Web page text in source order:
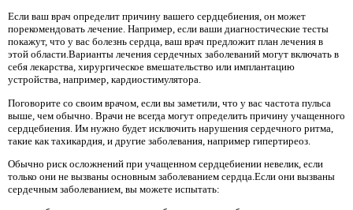
Если ваш врач определит причину вашего сердцебиения, он может
порекомендовать лечение. Например, если ваши диагностические тесты
покажут, что у вас болезнь сердца, ваш врач предложит план лечения в
этой области.Варианты лечения сердечных заболеваний могут включать в
себя лекарства, хирургическое вмешательство или имплантацию
устройства, например, кардиостимулятора.
Поговорите со своим врачом, если вы заметили, что у вас частота пульса
выше, чем обычно. Врачи не всегда могут определить причину учащенного
сердцебиения. Им нужно будет исключить нарушения сердечного ритма,
такие как тахикардия, и другие заболевания, например гипертиреоз.
Обычно риск осложнений при учащенном сердцебиении невелик, если
только они не вызваны основным заболеванием сердца.Если они вызваны
сердечным заболеванием, вы можете испытать: